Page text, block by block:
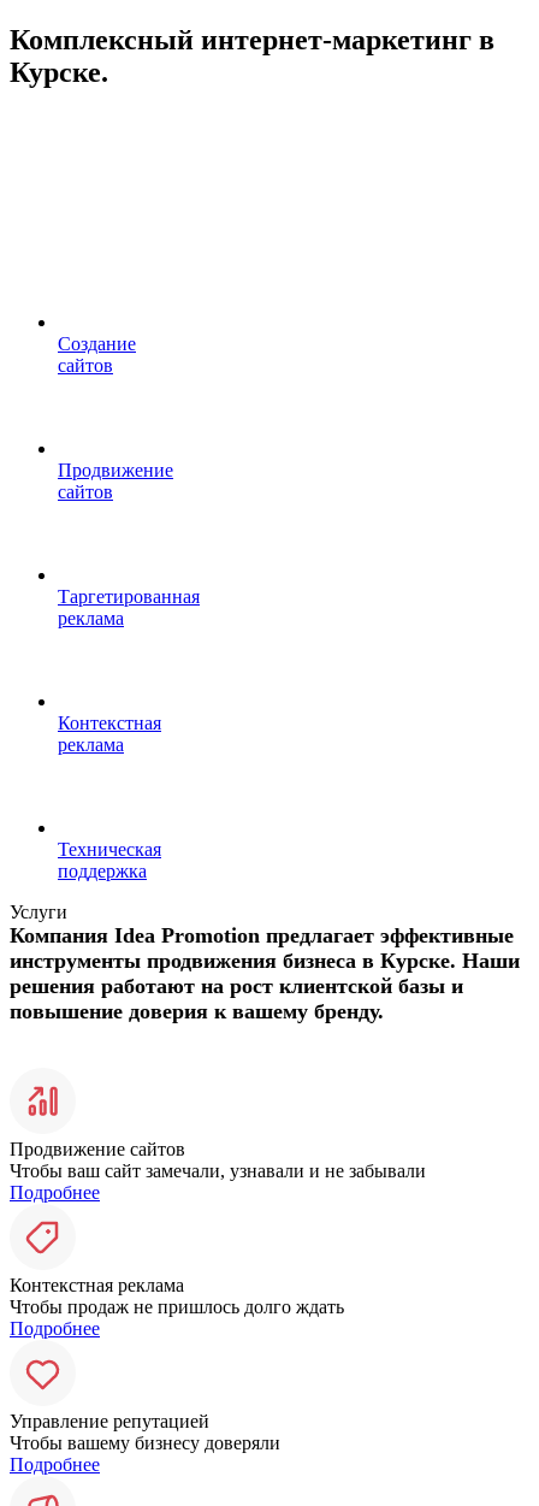
Комплексный интернет-маркетинг в
Курске.
Cоздание
сайтов
Продвижение
сайтов
Таргетированная
реклама
Контекстная
реклама
Техническая
поддержка
Услуги
Компания Idea Promotion предлагает эффективные
инструменты продвижения бизнеса в Курске. Наши
решения работают на рост клиентской базы и
повышение доверия к вашему бренду.
Продвижение сайтов
Чтобы ваш сайт замечали, узнавали и не забывали
Подробнее
Контекстная реклама
Чтобы продаж не пришлось долго ждать
Подробнее
Управление репутацией
Чтобы вашему бизнесу доверяли
Подробнее